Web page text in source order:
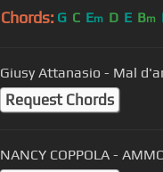
Chords: G C Em D E Bm
Giusy Attanasio - Mal
Request Chords
NANCY COPPOLA -